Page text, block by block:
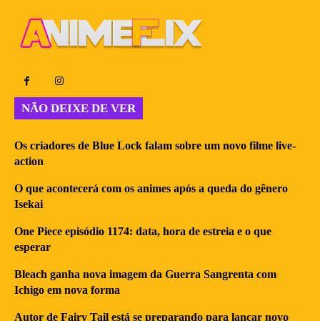
NÃO DEIXE DE VER
Os criadores de Blue Lock falam sobre um novo filme live-
action
O que acontecerá com os animes após a queda do gênero
Isekai
One Piece episódio 1174: data, hora de estreia e o que
esperar
Bleach ganha nova imagem da Guerra Sangrenta com
Ichigo em nova forma
Autor de Fairy Tail está se preparando para lançar novo